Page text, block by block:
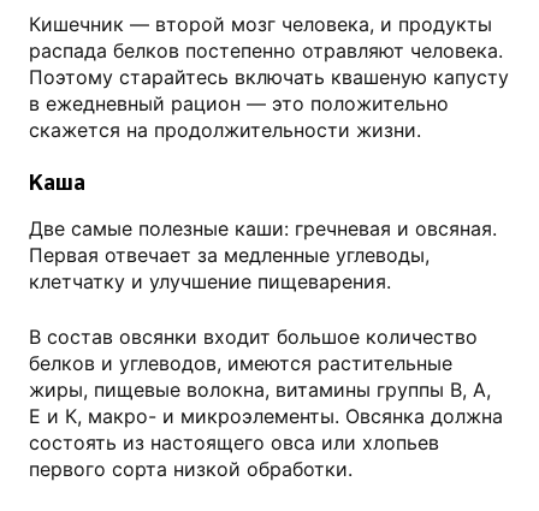
Кишечник — второй мозг человека, и продукты
распада белков постепенно отравляют человека.
Поэтому старайтесь включать квашеную капусту
в ежедневный рацион — это положительно
скажется на продолжительности жизни.
Каша
Две самые полезные каши: гречневая и овсяная.
Первая отвечает за медленные углеводы,
клетчатку и улучшение пищеварения.
В состав овсянки входит большое количество
белков и углеводов, имеются растительные
жиры, пищевые волокна, витамины группы В, А,
Е и К, макро- и микроэлементы. Овсянка должна
состоять из настоящего овса или хлопьев
первого сорта низкой обработки.